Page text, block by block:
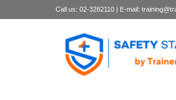
Call us: 02-3282110 | E-mail: